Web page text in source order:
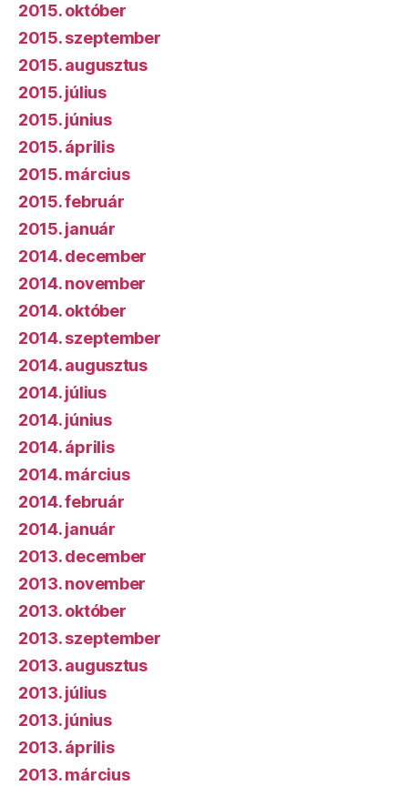
2015. október
2015. szeptember
2015. augusztus
2015. július
2015. június
2015. április
2015. március
2015. február
2015. január
2014. december
2014. november
2014. október
2014. szeptember
2014. augusztus
2014. július
2014. június
2014. április
2014. március
2014. február
2014. január
2013. december
2013. november
2013. október
2013. szeptember
2013. augusztus
2013. július
2013. június
2013. április
2013. március